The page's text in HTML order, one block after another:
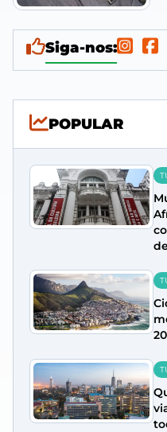
Siga-nos:
POPULAR